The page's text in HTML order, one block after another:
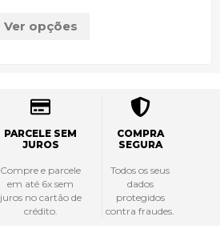
Ver opções
PARCELE SEM
JUROS
Compre e parcele
em até 6x sem
juros no cartão de
crédito.
COMPRA
SEGURA
Todos os seus
dados
protegidos
contra fraudes.